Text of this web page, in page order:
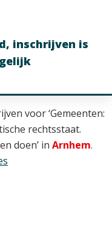
voor ‘Gemeenten:
rechtsstaat.
doen’ in Arnhem.
inschrijven is